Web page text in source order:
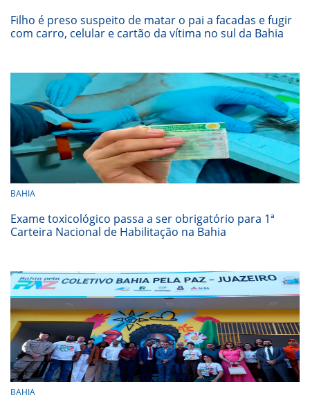
Filho é preso suspeito de matar o pai a facadas e fugir
com carro, celular e cartão da vítima no sul da Bahia
BAHIA
Exame toxicológico passa a ser obrigatório para 1ª
Carteira Nacional de Habilitação na Bahia
BAHIA